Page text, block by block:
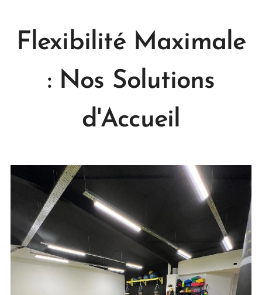
Flexibilité Maximale
: Nos Solutions
d'Accueil